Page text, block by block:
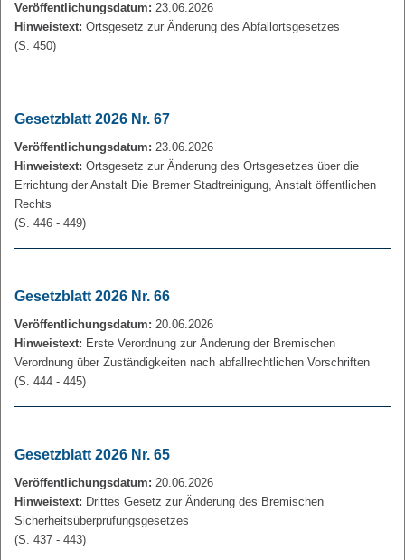
Veröffentlichungsdatum: 23.06.2026
Hinweistext: Ortsgesetz zur Änderung des Abfallortsgesetzes
(S. 450)
Gesetzblatt 2026 Nr. 67
Veröffentlichungsdatum: 23.06.2026
Hinweistext: Ortsgesetz zur Änderung des Ortsgesetzes über die
Errichtung der Anstalt Die Bremer Stadtreinigung, Anstalt öffentlichen
Rechts
(S. 446 - 449)
Gesetzblatt 2026 Nr. 66
Veröffentlichungsdatum: 20.06.2026
Hinweistext: Erste Verordnung zur Änderung der Bremischen
Verordnung über Zuständigkeiten nach abfallrechtlichen Vorschriften
(S. 444 - 445)
Gesetzblatt 2026 Nr. 65
Veröffentlichungsdatum: 20.06.2026
Hinweistext: Drittes Gesetz zur Änderung des Bremischen
Sicherheitsüberprüfungsgesetzes
(S. 437 - 443)